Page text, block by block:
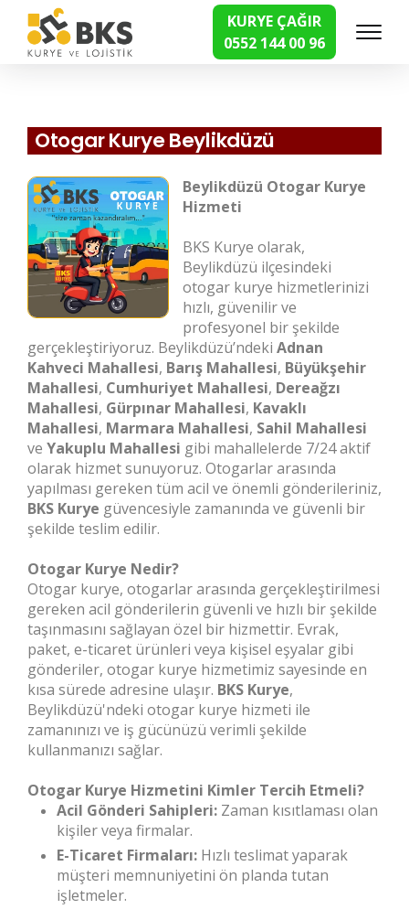
KURYE ÇAĞIR
0552 144 00 96
Hızlı Kurye Hizmetleri
Otogar Kurye Beylikdüzü
Beylikdüzü Otogar Kurye
Hizmeti
BKS Kurye olarak,
Beylikdüzü ilçesindeki
otogar kurye hizmetlerinizi
hızlı, güvenilir ve
profesyonel bir şekilde
gerçekleştiriyoruz. Beylikdüzü’ndeki Adnan
Kahveci Mahallesi, Barış Mahallesi, Büyükşehir
Mahallesi, Cumhuriyet Mahallesi, Dereağzı
Mahallesi, Gürpınar Mahallesi, Kavaklı
Mahallesi, Marmara Mahallesi, Sahil Mahallesi
ve Yakuplu Mahallesi gibi mahallelerde 7/24 aktif
olarak hizmet sunuyoruz. Otogarlar arasında
yapılması gereken tüm acil ve önemli gönderileriniz,
BKS Kurye güvencesiyle zamanında ve güvenli bir
şekilde teslim edilir.
Otogar Kurye Nedir?
Otogar kurye, otogarlar arasında gerçekleştirilmesi
gereken acil gönderilerin güvenli ve hızlı bir şekilde
taşınmasını sağlayan özel bir hizmettir. Evrak,
paket, e-ticaret ürünleri veya kişisel eşyalar gibi
gönderiler, otogar kurye hizmetimiz sayesinde en
kısa sürede adresine ulaşır. BKS Kurye,
Beylikdüzü'ndeki otogar kurye hizmeti ile
zamanınızı ve iş gücünüzü verimli şekilde
kullanmanızı sağlar.
Otogar Kurye Hizmetini Kimler Tercih Etmeli?
Acil Gönderi Sahipleri: Zaman kısıtlaması olan
kişiler veya firmalar.
E-Ticaret Firmaları: Hızlı teslimat yaparak
müşteri memnuniyetini ön planda tutan
işletmeler.